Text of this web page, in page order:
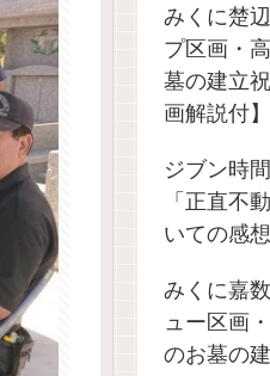
みくに楚
プ区画・
墓の建立
画解説付】
ジブン時
「正直不
いての感想
みくに嘉
ュー区画
のお墓の